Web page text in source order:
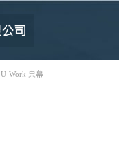
U-Work 桌幕